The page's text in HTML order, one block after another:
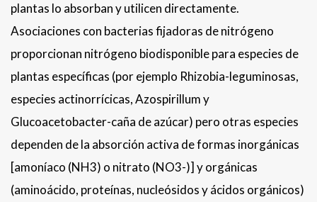
plantas lo absorban y utilicen directamente.
Asociaciones con bacterias fijadoras de nitrógeno
proporcionan nitrógeno biodisponible para especies de
plantas específicas (por ejemplo Rhizobia-leguminosas,
especies actinorrícicas, Azospirillum y
Glucoacetobacter-caña de azúcar) pero otras especies
dependen de la absorción activa de formas inorgánicas
[amoníaco (NH3) o nitrato (NO3-)] y orgánicas
(aminoácido, proteínas, nucleósidos y ácidos orgánicos)